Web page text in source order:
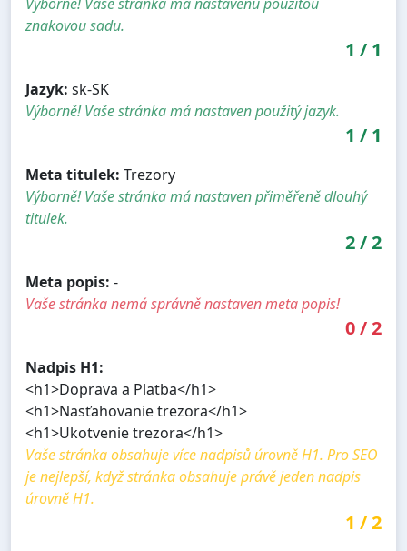
znakovou sadu.
1 / 1
Jazyk: sk-SK
Výborně! Vaše stránka má nastaven použitý jazyk.
1 / 1
Meta titulek: Trezory
Výborně! Vaše stránka má nastaven přiměřeně dlouhý
titulek.
2/2
Meta popis: -
Vaše stránka nemá správně nastaven meta popis!
0/2
Nadpis H1:
<h1>Doprava a Platba</h1>
<h1>Nasťahovanie trezora</h1>
<h1>Ukotvenie trezora</h1>
Vaše stránka obsahuje více nadpisů úrovně H1. Pro SEO
je nejlepší, když stránka obsahuje právě jeden nadpis
úrovně H1.
1 /2